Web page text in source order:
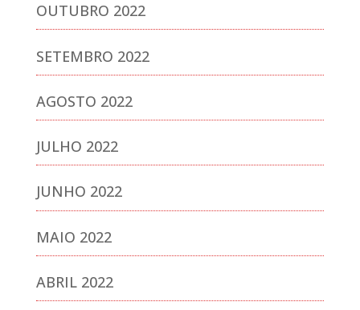
OUTUBRO 2022
SETEMBRO 2022
AGOSTO 2022
JULHO 2022
JUNHO 2022
MAIO 2022
ABRIL 2022